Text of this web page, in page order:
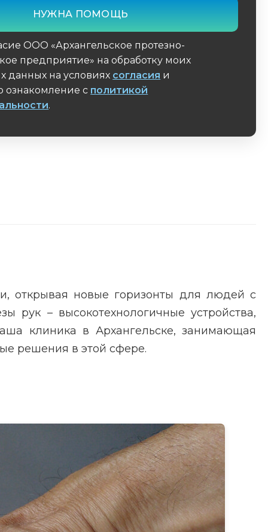
ООО «Архангельское протезно-
предприятие» на обработку моих
данных на условиях согласия и
ознакомление с политикой
.
открывая новые горизонты для людей с
рук – высокотехнологичные устройства,
клиника в Архангельске, занимающая
решения в этой сфере.